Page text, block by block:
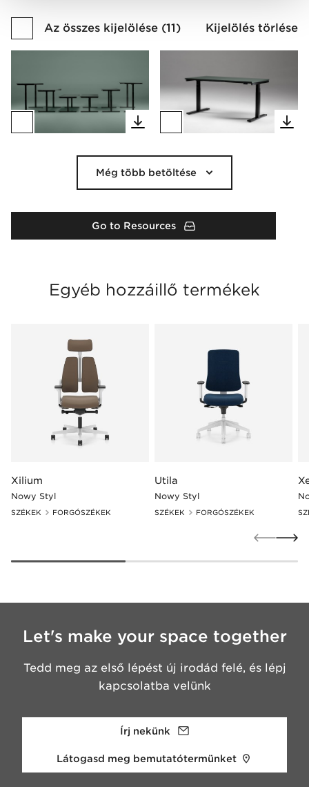
Az összes kijelölése (11) Kijelölés törlése
Még több betöltése
Go to Resources
Egyéb hozzáillő termékek
Xilium
Nowy Styl
SZÉKEK FORGÓSZÉKEK
Utila
Nowy Styl
SZÉKEK FORGÓSZÉKEK
Let's make your space together
Tedd meg az első lépést új irodád felé, és lépj
kapcsolatba velünk
Írj nekünk
Látogasd meg bemutatótermünket